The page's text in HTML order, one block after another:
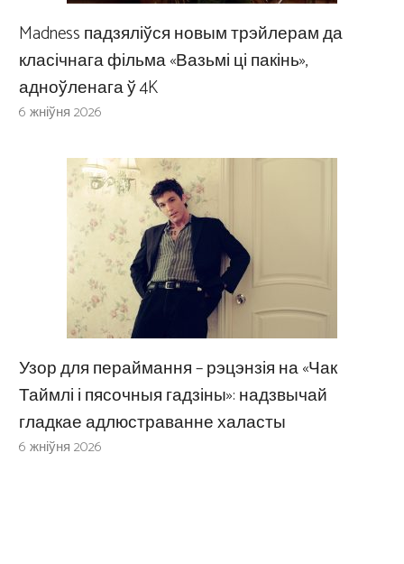
Madness падзяліўся новым трэйлерам да
класічнага фільма «Вазьмі ці пакінь»,
адноўленага ў 4K
6 жніўня 2026
Узор для пераймання – рэцэнзія на «Чак
Таймлі і пясочныя гадзіны»: надзвычай
гладкае адлюстраванне халасты
6 жніўня 2026